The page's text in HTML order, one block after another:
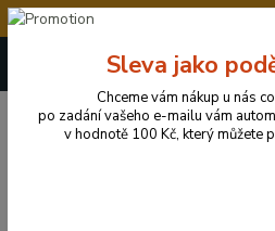
💥Vážení zákazníci, v
+420 724 722 973
(Po-Pá, 09-17 hod.)
Sleva jako
Chceme vám nákup u nás
po zadání vašeho e-mailu vám
v hodnotě 100 Kč, který můžete